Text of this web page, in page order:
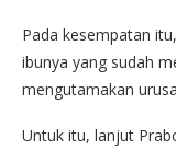
Pada kesempatan
ibunya yang sudah
mengutamakan
Untuk itu, lanjut